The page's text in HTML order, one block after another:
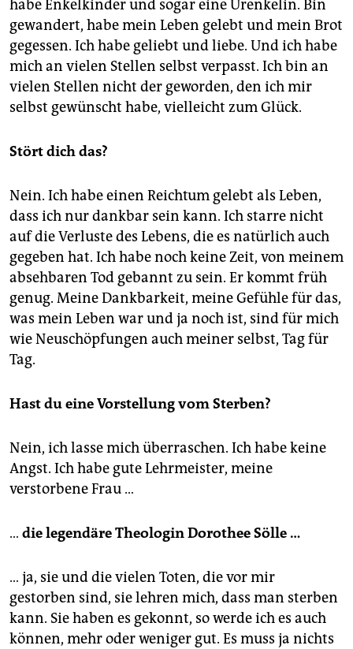
habe Enkelkinder und sogar eine Urenkelin. Bin
gewandert, habe mein Leben gelebt und mein Brot
gegessen. Ich habe geliebt und liebe. Und ich habe
mich an vielen Stellen selbst verpasst. Ich bin an
vielen Stellen nicht der geworden, den ich mir
selbst gewünscht habe, vielleicht zum Glück.
Stört dich das?
Nein. Ich habe einen Reichtum gelebt als Leben,
dass ich nur dankbar sein kann. Ich starre nicht
auf die Verluste des Lebens, die es natürlich auch
gegeben hat. Ich habe noch keine Zeit, von meinem
absehbaren Tod gebannt zu sein. Er kommt früh
genug. Meine Dankbarkeit, meine Gefühle für das,
was mein Leben war und ja noch ist, sind für mich
wie Neuschöpfungen auch meiner selbst, Tag für
Tag.
Hast du eine Vorstellung vom Sterben?
Nein, ich lasse mich überraschen. Ich habe keine
Angst. Ich habe gute Lehrmeister, meine
verstorbene Frau …
… die legendäre Theologin Dorothee Sölle …
… ja, sie und die vielen Toten, die vor mir
gestorben sind, sie lehren mich, dass man sterben
kann. Sie haben es gekonnt, so werde ich es auch
können, mehr oder weniger gut. Es muss ja nichts